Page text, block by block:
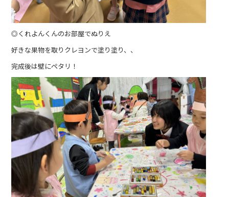
◎くれよんくんのお部屋でぬりえ
好きな果物を取りクレヨンで塗り塗り、、
完成後は壁にペタリ！